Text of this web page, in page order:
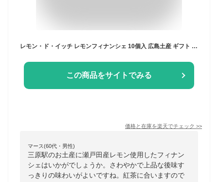
レモン・ド・イッチ レモンフィナンシェ 10個入 広島土産 ギフト プレゼント お菓子詰め合せ 広島特産品 瀬戸田産レモン使用 フィナンシェ サンド ミルククリーム 小倉クリーム レモン果汁 檸檬 洋菓子 帰省 手土産 個包装 卒業祝い 退職祝い ホワイトデー
この商品をサイトでみる
価格と在庫を楽天でチェック >>
マース(60代・男性)
三原駅のお土産に瀬戸田産レモン使用したフィナン
シェはいかがでしょうか。さわやかで上品な後味す
っきりの味わいがよいですね。紅茶に合いますので